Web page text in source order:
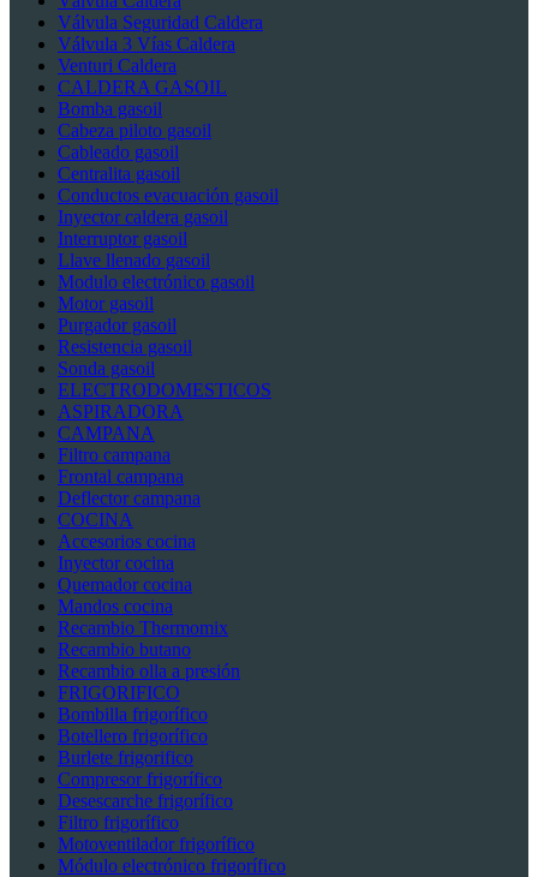
Válvula Seguridad Caldera
Válvula 3 Vías Caldera
Venturi Caldera
CALDERA GASOIL
Bomba gasoil
Cabeza piloto gasoil
Cableado gasoil
Centralita gasoil
Conductos evacuación gasoil
Inyector caldera gasoil
Interruptor gasoil
Llave llenado gasoil
Modulo electrónico gasoil
Motor gasoil
Purgador gasoil
Resistencia gasoil
Sonda gasoil
ELECTRODOMESTICOS
ASPIRADORA
CAMPANA
Filtro campana
Frontal campana
Deflector campana
COCINA
Accesorios cocina
Inyector cocina
Quemador cocina
Mandos cocina
Recambio Thermomix
Recambio butano
Recambio olla a presión
FRIGORIFICO
Bombilla frigorífico
Botellero frigorífico
Burlete frigorifico
Compresor frigorífico
Desescarche frigorífico
Filtro frigorífico
Motoventilador frigorífico
Módulo electrónico frigorífico